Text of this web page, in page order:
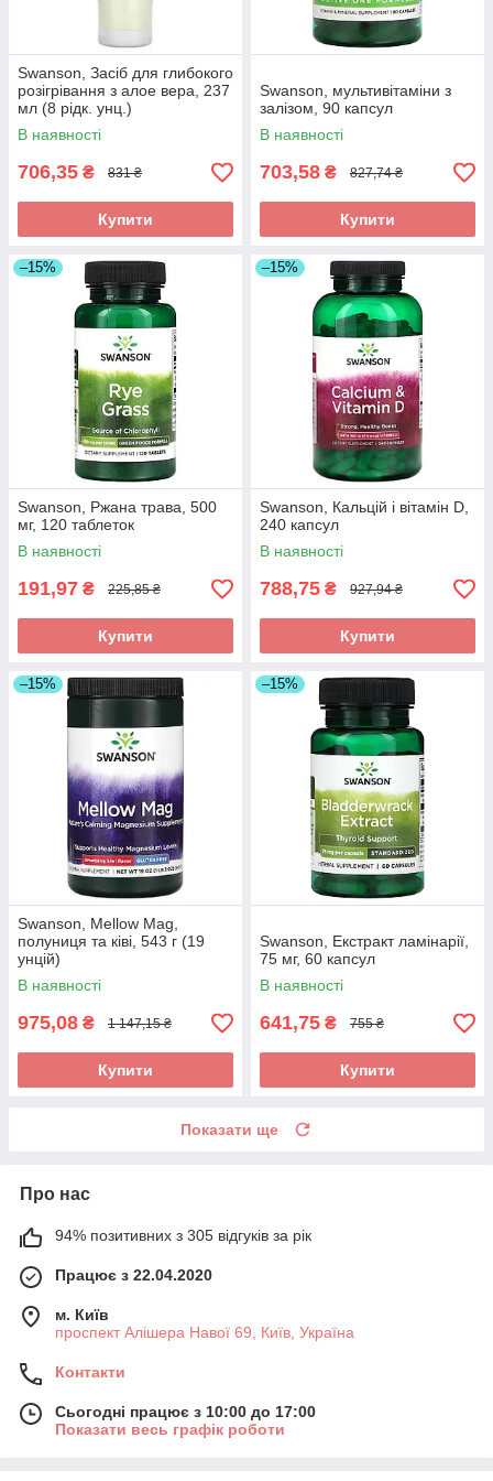
Swanson, Засіб для глибокого
розігрівання з алое вера, 237
мл (8 рідк. унц.)
В наявності
706,35 ₴ 831 ₴
Купити
Swanson, мультивітаміни з
залізом, 90 капсул
В наявності
703,58 ₴ 827,74 ₴
Купити
–15%
Swanson, Ржана трава, 500
мг, 120 таблеток
В наявності
191,97 ₴ 225,85 ₴
Купити
–15%
Swanson, Кальцій і вітамін D,
240 капсул
В наявності
788,75 ₴ 927,94 ₴
Купити
–15%
Swanson, Mellow Mag,
полуниця та ківі, 543 г (19
унцій)
В наявності
975,08 ₴ 1 147,15 ₴
Купити
–15%
Swanson, Екстракт ламінарії,
75 мг, 60 капсул
В наявності
641,75 ₴ 755 ₴
Купити
Показати ще
Про нас
94% позитивних з 305 відгуків за рік
Працює з 22.04.2020
м. Київ
проспект Алішера Навої 69, Київ, Україна
Контакти
Сьогодні працює з 10:00 до 17:00
Показати весь графік роботи